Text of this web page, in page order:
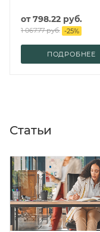
от798.22 руб.
1 067.77 руб. -25%
ПОДРОБНЕЕ
Статьи